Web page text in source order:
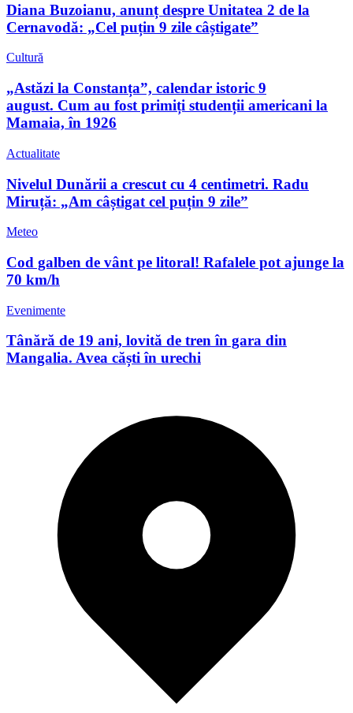
Diana Buzoianu, anunț despre Unitatea 2 de la
Cernavodă: „Cel puțin 9 zile câștigate”
Cultură
„Astăzi la Constanța”, calendar istoric 9
august. Cum au fost primiți studenții americani la
Mamaia, în 1926
Actualitate
Nivelul Dunării a crescut cu 4 centimetri. Radu
Miruță: „Am câștigat cel puțin 9 zile”
Meteo
Cod galben de vânt pe litoral! Rafalele pot ajunge la
70 km/h
Evenimente
Tânără de 19 ani, lovită de tren în gara din
Mangalia. Avea căști în urechi